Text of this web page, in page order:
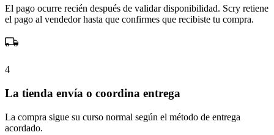
El pago ocurre recién después de validar disponibilidad. Scry retiene
el pago al vendedor hasta que confirmes que recibiste tu compra.
4
La tienda envía o coordina entrega
La compra sigue su curso normal según el método de entrega
acordado.